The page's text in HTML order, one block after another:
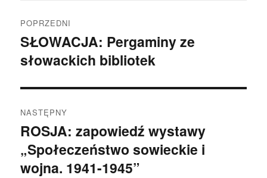
wpisu
POPRZEDNI
Poprzedni
wpis:
SŁOWACJA: Pergaminy ze
słowackich bibliotek
NASTĘPNY
Następny
wpis:
ROSJA: zapowiedź wystawy
„Społeczeństwo sowieckie i
wojna. 1941-1945”